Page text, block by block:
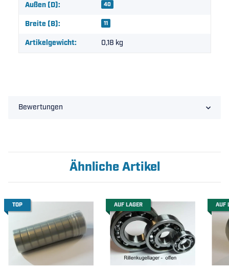
Außen (D): 40
Breite (B): 11
Artikelgewicht: 0,18 kg
Bewertungen
Ähnliche Artikel
TOP AUF LAGER AUF